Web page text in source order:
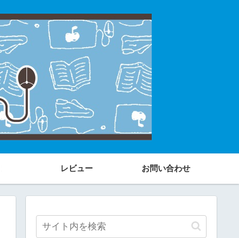
レビュー お問い合わせ